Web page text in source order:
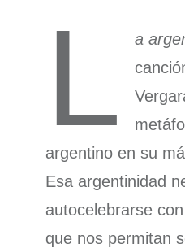
L a
argentino en su
Esa argentinidad
autocelebrarse
que nos permitan